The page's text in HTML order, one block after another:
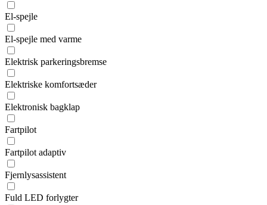
El-spejle
El-spejle med varme
Elektrisk parkeringsbremse
Elektriske komfortsæder
Elektronisk bagklap
Fartpilot
Fartpilot adaptiv
Fjernlysassistent
Fuld LED forlygter